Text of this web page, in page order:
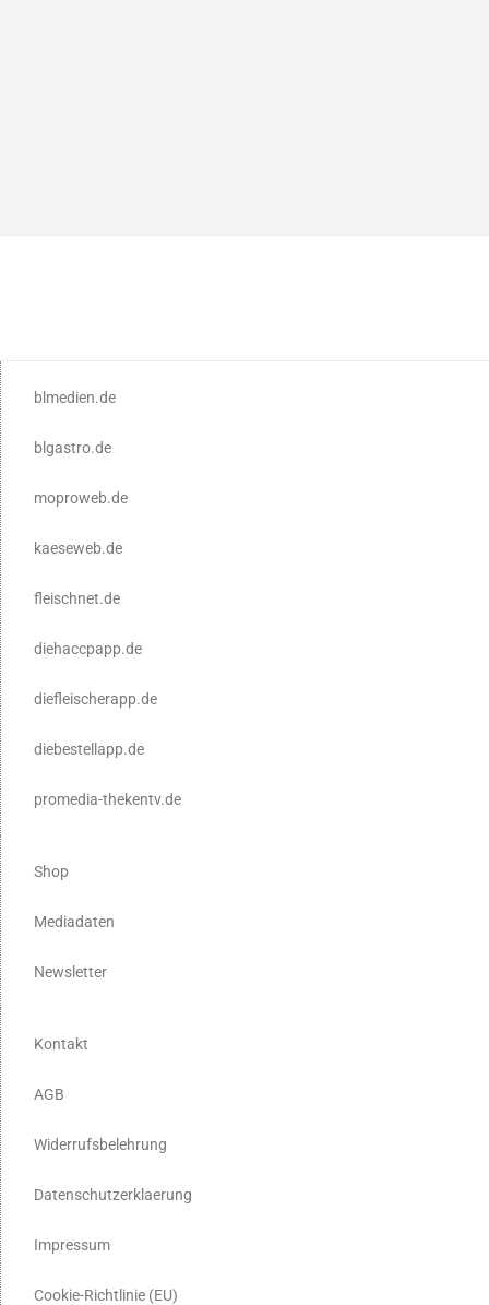
blmedien.de
blgastro.de
moproweb.de
kaeseweb.de
fleischnet.de
diehaccpapp.de
diefleischerapp.de
diebestellapp.de
promedia-thekentv.de
Shop
Mediadaten
Newsletter
Kontakt
AGB
Widerrufsbelehrung
Datenschutzerklaerung
Impressum
Cookie-Richtlinie (EU)